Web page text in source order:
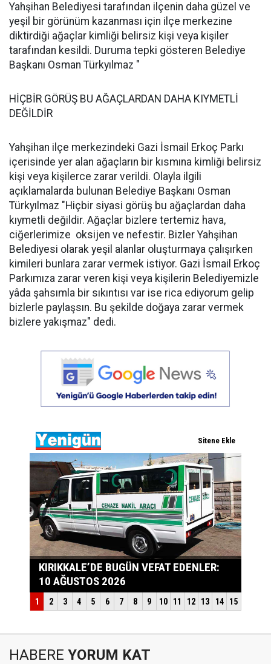
Yahşihan Belediyesi tarafından ilçenin daha güzel ve
yeşil bir görünüm kazanması için ilçe merkezine
diktirdiği ağaçlar kimliği belirsiz kişi veya kişiler
tarafından kesildi. Duruma tepki gösteren Belediye
Başkanı Osman Türkyılmaz "
HİÇBİR GÖRÜŞ BU AĞAÇLARDAN DAHA KIYMETLİ
DEĞİLDİR
Yahşihan ilçe merkezindeki Gazi İsmail Erkoç Parkı
içerisinde yer alan ağaçların bir kısmına kimliği belirsiz
kişi veya kişilerce zarar verildi. Olayla ilgili
açıklamalarda bulunan Belediye Başkanı Osman
Türkyılmaz "Hiçbir siyasi görüş bu ağaçlardan daha
kıymetli değildir. Ağaçlar bizlere tertemiz hava,
ciğerlerimize oksijen ve nefestir. Bizler Yahşihan
Belediyesi olarak yeşil alanlar oluşturmaya çalışırken
kimileri bunlara zarar vermek istiyor. Gazi İsmail Erkoç
Parkımıza zarar veren kişi veya kişilerin Belediyemizle
yâda şahsımla bir sıkıntısı var ise rica ediyorum gelip
bizlerle paylaşsın. Bu şekilde doğaya zarar vermek
bizlere yakışmaz" dedi.
HABERE YORUM KAT